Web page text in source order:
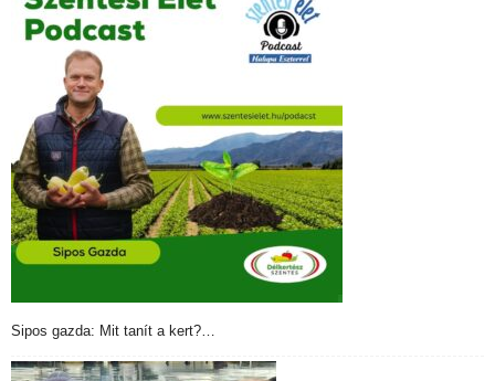
Sipos gazda: Mit tanít a kert?…